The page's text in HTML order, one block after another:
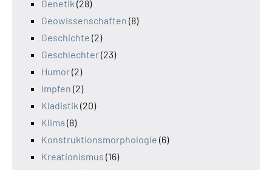
Genetik (28)
Geowissenschaften (8)
Geschichte (2)
Geschlechter(23)
Humor(2)
Impfen (2)
Kladistik (20)
Klima (8)
Konstruktionsmorphologie (6)
Kreationismus (16)